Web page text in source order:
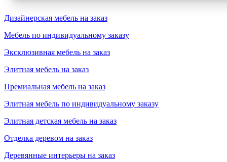
Дизайнерская мебель на заказ
Мебель по индивидуальному заказу
Эксклюзивная мебель на заказ
Элитная мебель на заказ
Премиальная мебель на заказ
Элитная мебель по индивидуальному заказу
Элитная детская мебель на заказ
Отделка деревом на заказ
Деревянные интерьеры на заказ